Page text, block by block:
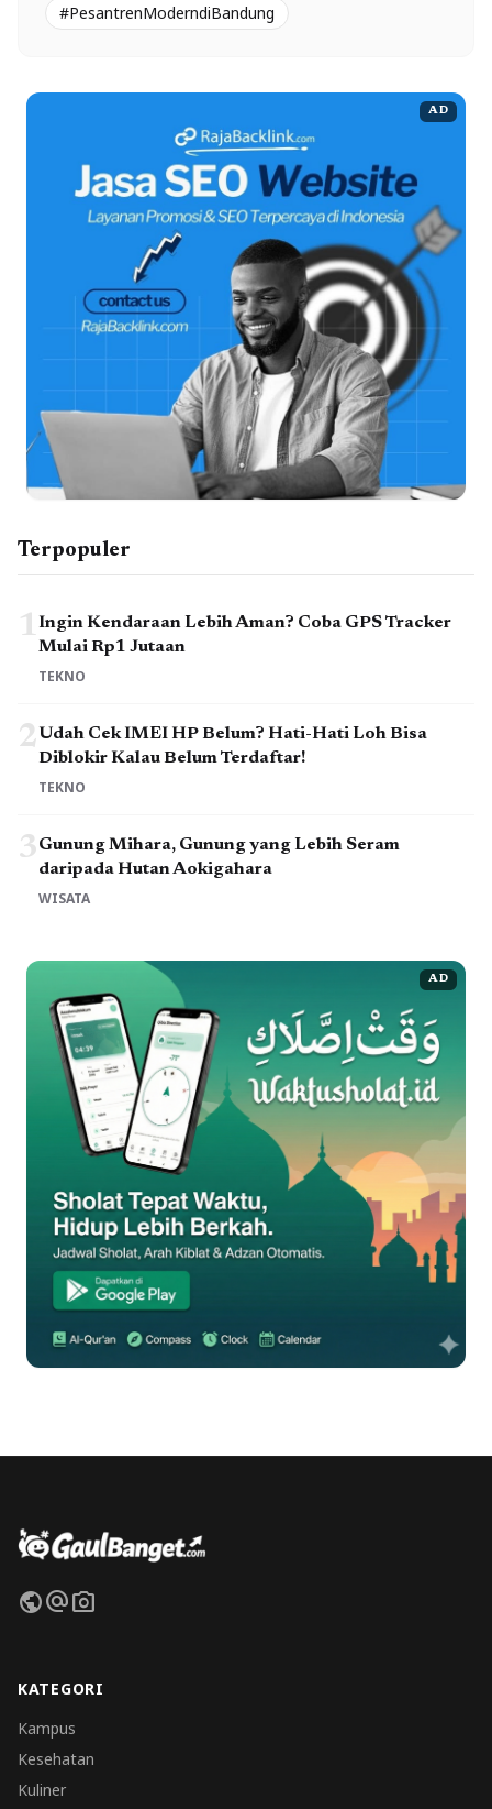
#PesantrenModerndiBandung
AD
Terpopuler
1Ingin Kendaraan Lebih Aman? Coba GPS Tracker
Mulai Rp1 Jutaan
TEKNO
2Udah Cek IMEI HP Belum? Hati-Hati Loh Bisa
Diblokir Kalau Belum Terdaftar!
TEKNO
3Gunung Mihara, Gunung yang Lebih Seram
daripada Hutan Aokigahara
WISATA
AD
publicalternate_emailphoto_camera
KATEGORI
Kampus
Kesehatan
Kuliner